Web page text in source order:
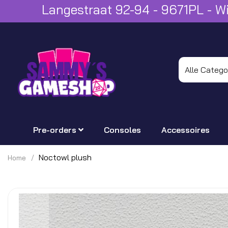
Langestraat 92-94 - 9671PL -
Pre-orders Consoles Accessoires
Home Noctowl plush